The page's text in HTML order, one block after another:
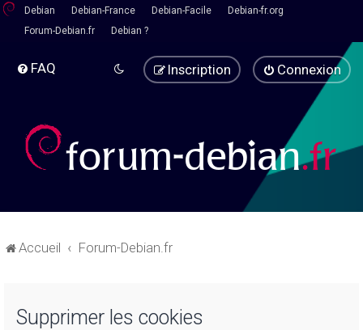
Debian Debian-France Debian-Facile
Debian-fr.org
Forum-Debian.fr
Debian ?
FAQ Connexion
Inscription
Accueil Forum-Debian.fr
Supprimer les cookies